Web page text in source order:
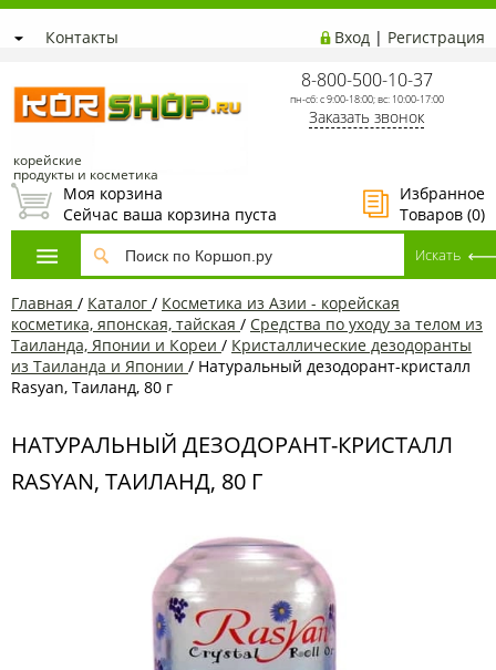
Контакты Вход | Регистрация
корейские
продукты и косметика
8-800-500-10-37
пн-сб: с 9:00-18:00; вс: 10:00-17:00
Заказать звонок
Избранное
Товаров (0)
Моя корзина
Сейчас ваша корзина пуста
Главная / Каталог / Косметика из Азии - корейская
косметика, японская, тайская / Средства по уходу за телом из
Таиланда, Японии и Кореи / Кристаллические дезодоранты
из Таиланда и Японии / Натуральный дезодорант-кристалл
Rasyan, Таиланд, 80 г
НАТУРАЛЬНЫЙ ДЕЗОДОРАНТ-КРИСТАЛЛ
RASYAN, ТАИЛАНД, 80 Г